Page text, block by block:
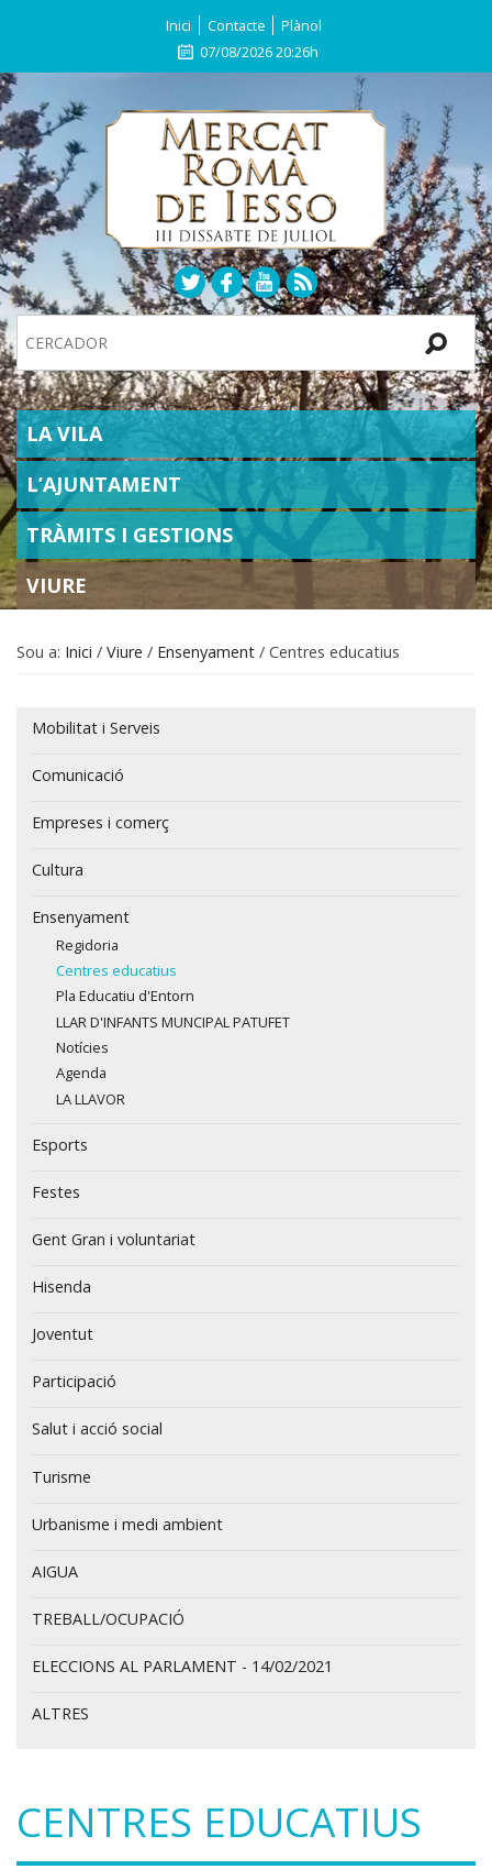
Inici Contacte
Plànol
07/08/2026 20:26h
Site
SECTIONS
LA VILA
L’AJUNTAMENT
TRÀMITS I GESTIONS
VIURE
Sou a: Inici / Viure / Ensenyament / Centres educatius
Navegació
Mobilitat i Serveis
Comunicació
Empreses i comerç
Cultura
Ensenyament
Regidoria
Centres educatius
Pla Educatiu d'Entorn
LLAR D'INFANTS MUNCIPAL PATUFET
Notícies
Agenda
LA LLAVOR
Esports
Festes
Gent Gran i voluntariat
Hisenda
Joventut
Participació
Salut i acció social
Turisme
Urbanisme i medi ambient
AIGUA
TREBALL/OCUPACIÓ
ELECCIONS AL PARLAMENT - 14/02/2021
ALTRES
CENTRES EDUCATIUS